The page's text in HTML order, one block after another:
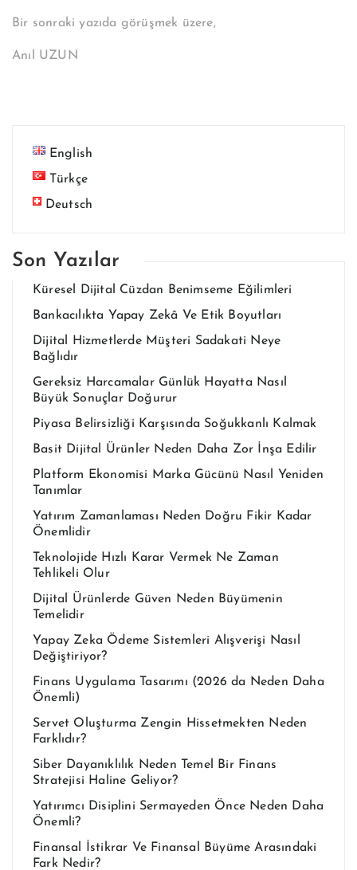
Bir sonraki yazıda görüşmek üzere,
Anıl UZUN
English
Türkçe
Deutsch
Son Yazılar
Küresel Dijital Cüzdan Benimseme Eğilimleri
Bankacılıkta Yapay Zekâ Ve Etik Boyutları
Dijital Hizmetlerde Müşteri Sadakati Neye
Bağlıdır
Gereksiz Harcamalar Günlük Hayatta Nasıl
Büyük Sonuçlar Doğurur
Piyasa Belirsizliği Karşısında Soğukkanlı Kalmak
Basit Dijital Ürünler Neden Daha Zor İnşa Edilir
Platform Ekonomisi Marka Gücünü Nasıl Yeniden
Tanımlar
Yatırım Zamanlaması Neden Doğru Fikir Kadar
Önemlidir
Teknolojide Hızlı Karar Vermek Ne Zaman
Tehlikeli Olur
Dijital Ürünlerde Güven Neden Büyümenin
Temelidir
Yapay Zeka Ödeme Sistemleri Alışverişi Nasıl
Değiştiriyor?
Finans Uygulama Tasarımı (2026 da Neden Daha
Önemli)
Servet Oluşturma Zengin Hissetmekten Neden
Farklıdır?
Siber Dayanıklılık Neden Temel Bir Finans
Stratejisi Haline Geliyor?
Yatırımcı Disiplini Sermayeden Önce Neden Daha
Önemli?
Finansal İstikrar Ve Finansal Büyüme Arasındaki
Fark Nedir?